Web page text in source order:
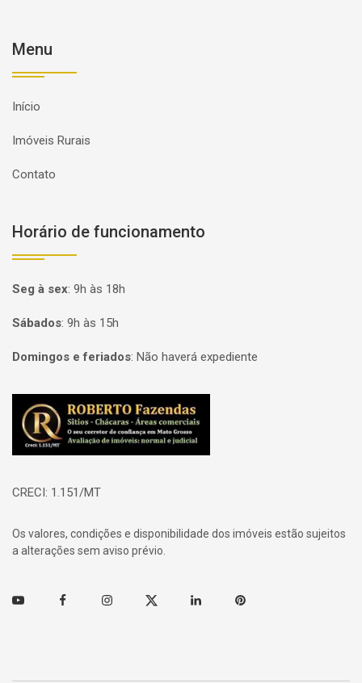
Menu
Início
Imóveis Rurais
Contato
Horário de funcionamento
Seg à sex: 9h às 18h
Sábados: 9h às 15h
Domingos e feriados: Não haverá expediente
Página inicial
CRECI: 1.151/MT
Os valores, condições e disponibilidade dos imóveis estão sujeitos
a alterações sem aviso prévio.
Youtube FacebookInstagramTwitter Linkedin Pinterest